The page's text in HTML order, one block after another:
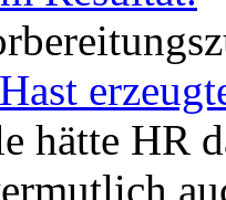
Hast
hätte HR